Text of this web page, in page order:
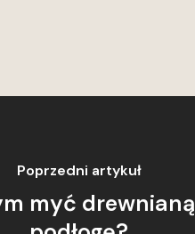
Poprzedni artykuł
myć drewnianą